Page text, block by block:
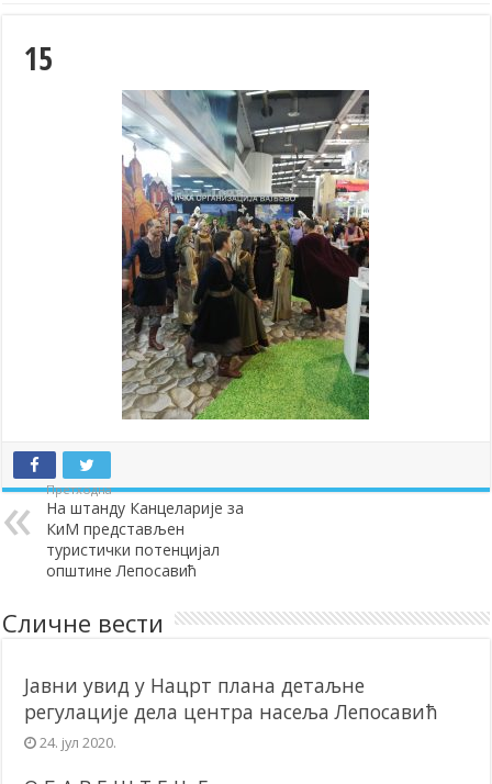
15
Претходна
На штанду Канцеларије за
КиМ представљен
туристички потенцијал
општине Лепосавић
Сличне вести
Јавни увид у Нацрт плана детаљне
регулације дела центра насеља Лепосавић
24. јул 2020.